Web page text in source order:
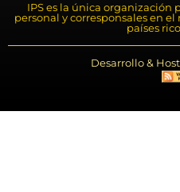
IPS es la única
personal y corresponsales en
países
Desarrollo &